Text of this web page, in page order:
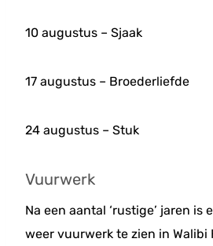
10 augustus – Sjaak
17 augustus – Broederliefde
24 augustus – Stuk
Vuurwerk
Na een aantal ‘rustige’ jaren is
weer vuurwerk te zien in Walibi